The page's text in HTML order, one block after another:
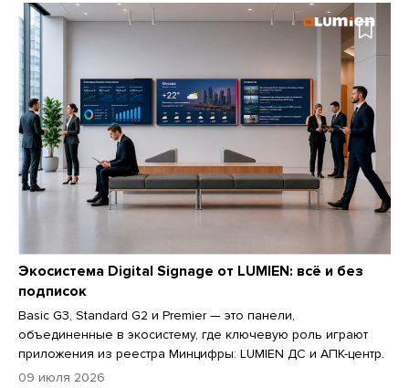
Экосистема Digital Signage от LUMIEN: всё и без
подписок
Basic G3, Standard G2 и Premier — это панели,
объединенные в экосистему, где ключевую роль играют
приложения из реестра Минцифры: LUMIEN ДС и АПК-центр.
09 июля 2026